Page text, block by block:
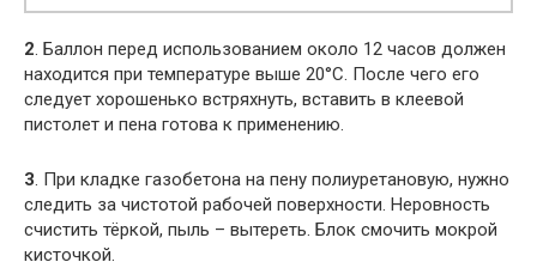
2. Баллон перед использованием около 12 часов должен
находится при температуре выше 20°С. После чего его
следует хорошенько встряхнуть, вставить в клеевой
пистолет и пена готова к применению.
3. При кладке газобетона на пену полиуретановую, нужно
следить за чистотой рабочей поверхности. Неровность
счистить тёркой, пыль – вытереть. Блок смочить мокрой
кисточкой.